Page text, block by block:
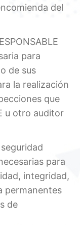
del
para
de sus
la realización
que
u otro auditor
para
integridad,
permanentes
de